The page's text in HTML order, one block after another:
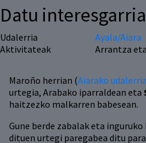
Maroño herrian (Aiarako
urtegia, Arabako iparraldean eta
haitzezko malkarren babesean.
Gune berde zabalak eta
dituen urtegi paregabea ditu
Datu
Udalerria
Ayala/Aiara
Aktivitateak
Arrantza